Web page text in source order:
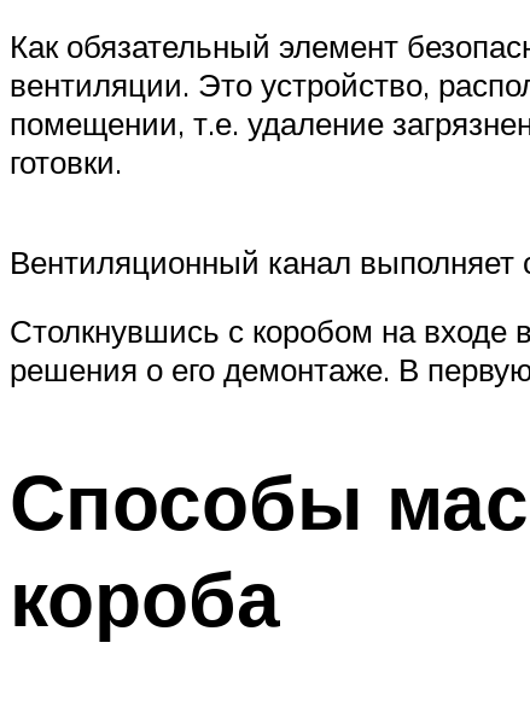
Как обязательный элемент
вентиляции. Это устройство,
помещении, т.е. удаление
готовки.
Вентиляционный канал выполняет
Столкнувшись с коробом на входе
решения о его демонтаже. В
Способы
короба